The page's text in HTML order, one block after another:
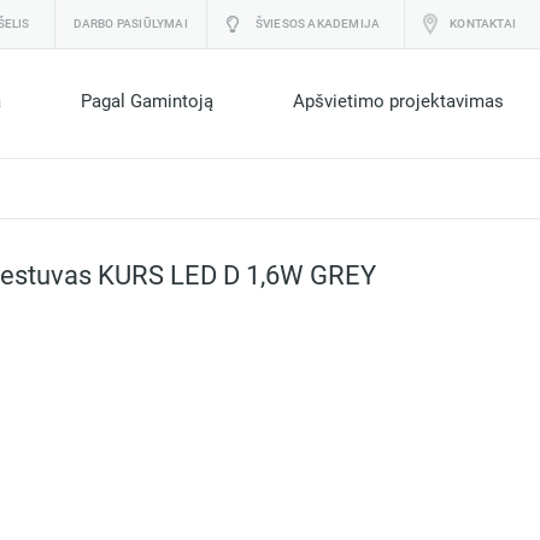
DARBO PASIŪLYMAI ŠVIESOS AKADEMIJA KONTAKTAI
Pagal Gamintoją Apšvietimo projektavimas
KURS LED D 1,6W GREY